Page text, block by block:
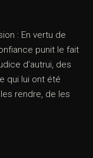
: En vertu de
punit le fait
d’autrui, des
qui lui ont été
rendre, de les